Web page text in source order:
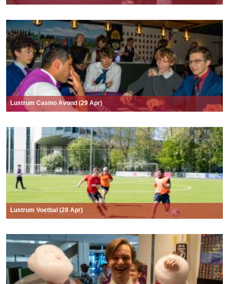
Lustrum Casino Avond (29 Apr)
Lustrum Voetbal (28 Apr)